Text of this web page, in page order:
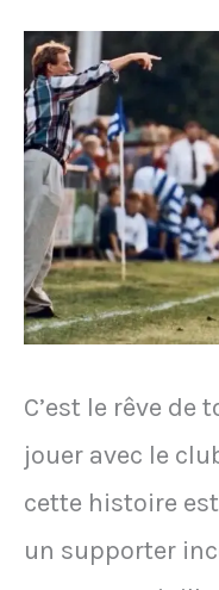
supporter
19
ans
après
un
match
C’est le rêve
jouer avec le
cette histoire
un supporter